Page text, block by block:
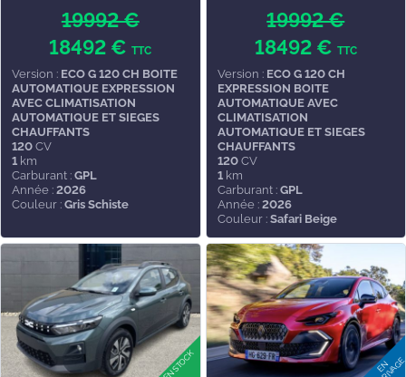
19992 €
18492 €TTC
Version : ECO G 120 CH BOITE
AUTOMATIQUE EXPRESSION
AVEC CLIMATISATION
AUTOMATIQUE ET SIEGES
CHAUFFANTS
120 CV
1 km
Carburant : GPL
Année : 2026
Couleur : Gris Schiste
19992 €
18492 € TTC
Version : ECO G 120 CH
EXPRESSION BOITE
AUTOMATIQUE AVEC
CLIMATISATION
AUTOMATIQUE ET SIEGES
CHAUFFANTS
120CV
1km
Carburant : GPL
Année : 2026
Couleur : Safari Beige